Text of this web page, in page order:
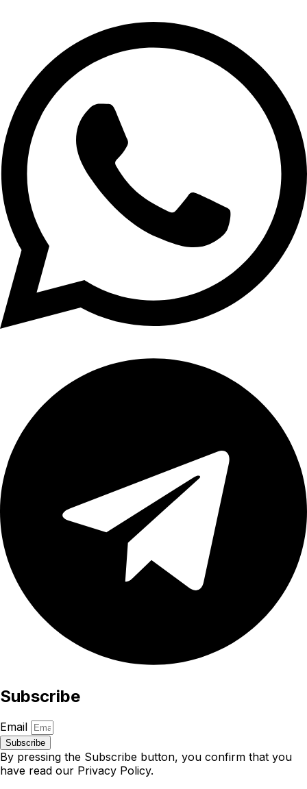
Subscribe
Email
Subscribe
By pressing the Subscribe button, you confirm that you
have read our Privacy Policy.